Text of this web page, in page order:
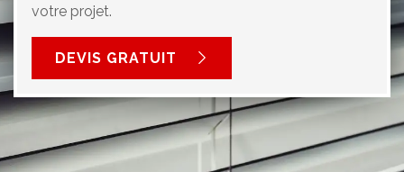
votre projet.
DEVIS GRATUIT